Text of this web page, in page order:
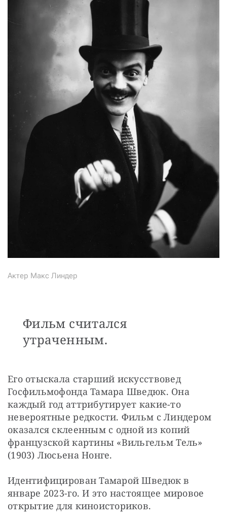
Актер Макс Линдер
Фильм считался
утраченным.
Его отыскала старший искусствовед
Госфильмофонда Тамара Шведюк. Она
каждый год аттрибутирует какие-то
невероятные редкости. Фильм с Линдером
оказался склеенным с одной из копий
французской картины «Вильгельм Тель»
(1903) Люсьена Нонге.
Идентифицирован Тамарой Шведюк в
январе 2023-го. И это настоящее мировое
открытие для киноисториков.